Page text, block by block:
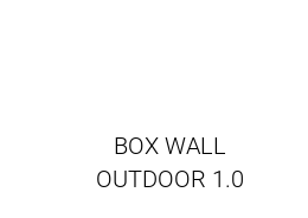
BOX WALL
OUTDOOR 1.0